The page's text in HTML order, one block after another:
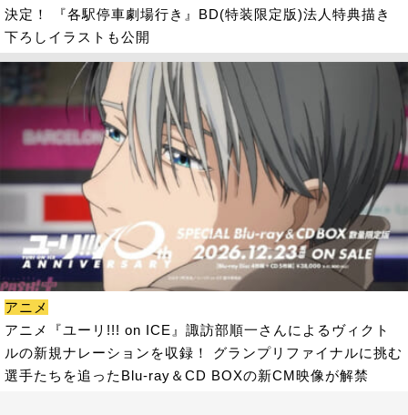
決定！ 『各駅停車劇場行き』BD(特装限定版)法人特典描き
下ろしイラストも公開
アニメ
アニメ『ユーリ!!! on ICE』諏訪部順一さんによるヴィクト
ルの新規ナレーションを収録！ グランプリファイナルに挑む
選手たちを追ったBlu-ray＆CD BOXの新CM映像が解禁